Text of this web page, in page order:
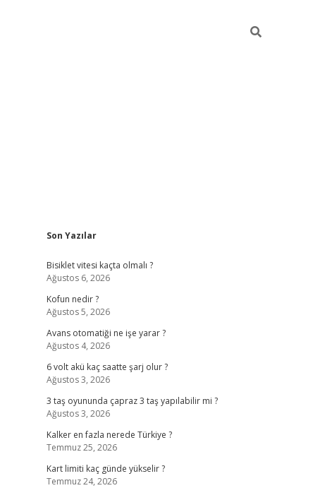
Sidebar
Son Yazılar
Bisiklet vitesi kaçta olmalı ?
Ağustos 6, 2026
Kofun nedir ?
Ağustos 5, 2026
Avans otomatiği ne işe yarar ?
Ağustos 4, 2026
6 volt akü kaç saatte şarj olur ?
Ağustos 3, 2026
3 taş oyununda çapraz 3 taş yapılabilir mi ?
Ağustos 3, 2026
Kalker en fazla nerede Türkiye ?
Temmuz 25, 2026
Kart limiti kaç günde yükselir ?
Temmuz 24, 2026